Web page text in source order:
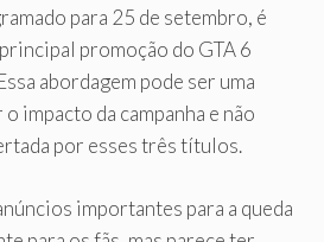
para 25 de setembro, é
promoção do GTA 6
abordagem pode ser uma
impacto da campanha e não
por esses três títulos.
importantes para a queda